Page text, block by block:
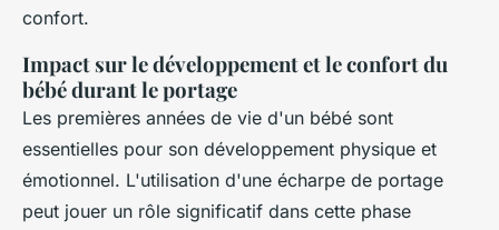
confort.
Impact sur le développement et le confort du
bébé durant le portage
Les premières années de vie d'un bébé sont
essentielles pour son développement physique et
émotionnel. L'utilisation d'une écharpe de portage
peut jouer un rôle significatif dans cette phase